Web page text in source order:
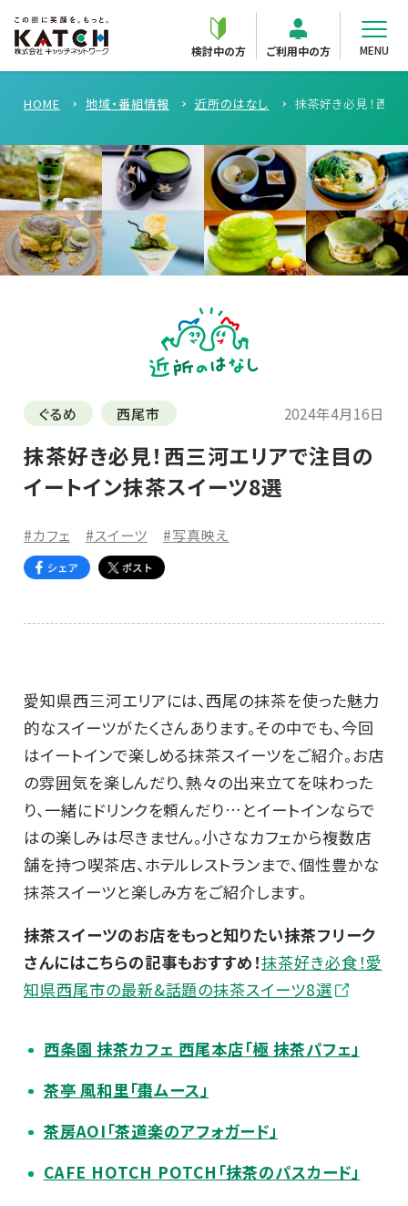
検討中の方 ご利用中の方 MENU
HOME 地域・番組情報 近所のはなし 抹茶好き必見！西三
ぐるめ 西尾市 2024年4月16日
抹茶好き必見！西三河エリアで注目の
イートイン抹茶スイーツ8選
#カフェ #スイーツ #写真映え
愛知県西三河エリアには、西尾の抹茶を使った魅力
的なスイーツがたくさんあります。その中でも、今回
はイートインで楽しめる抹茶スイーツをご紹介。お店
の雰囲気を楽しんだり、熱々の出来立てを味わった
り、一緒にドリンクを頼んだり…とイートインならで
はの楽しみは尽きません。小さなカフェから複数店
舗を持つ喫茶店、ホテルレストランまで、個性豊かな
抹茶スイーツと楽しみ方をご紹介します。
抹茶スイーツのお店をもっと知りたい抹茶フリーク
さんにはこちらの記事もおすすめ！抹茶好き必食！愛
知県西尾市の最新&話題の抹茶スイーツ8選
西条園 抹茶カフェ 西尾本店「極 抹茶パフェ」
茶亭 風和里「棗ムース」
茶房AOI「茶道楽のアフォガード」
CAFE HOTCH POTCH「抹茶のパスカード」